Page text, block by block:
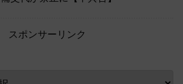
スポンサーリンク